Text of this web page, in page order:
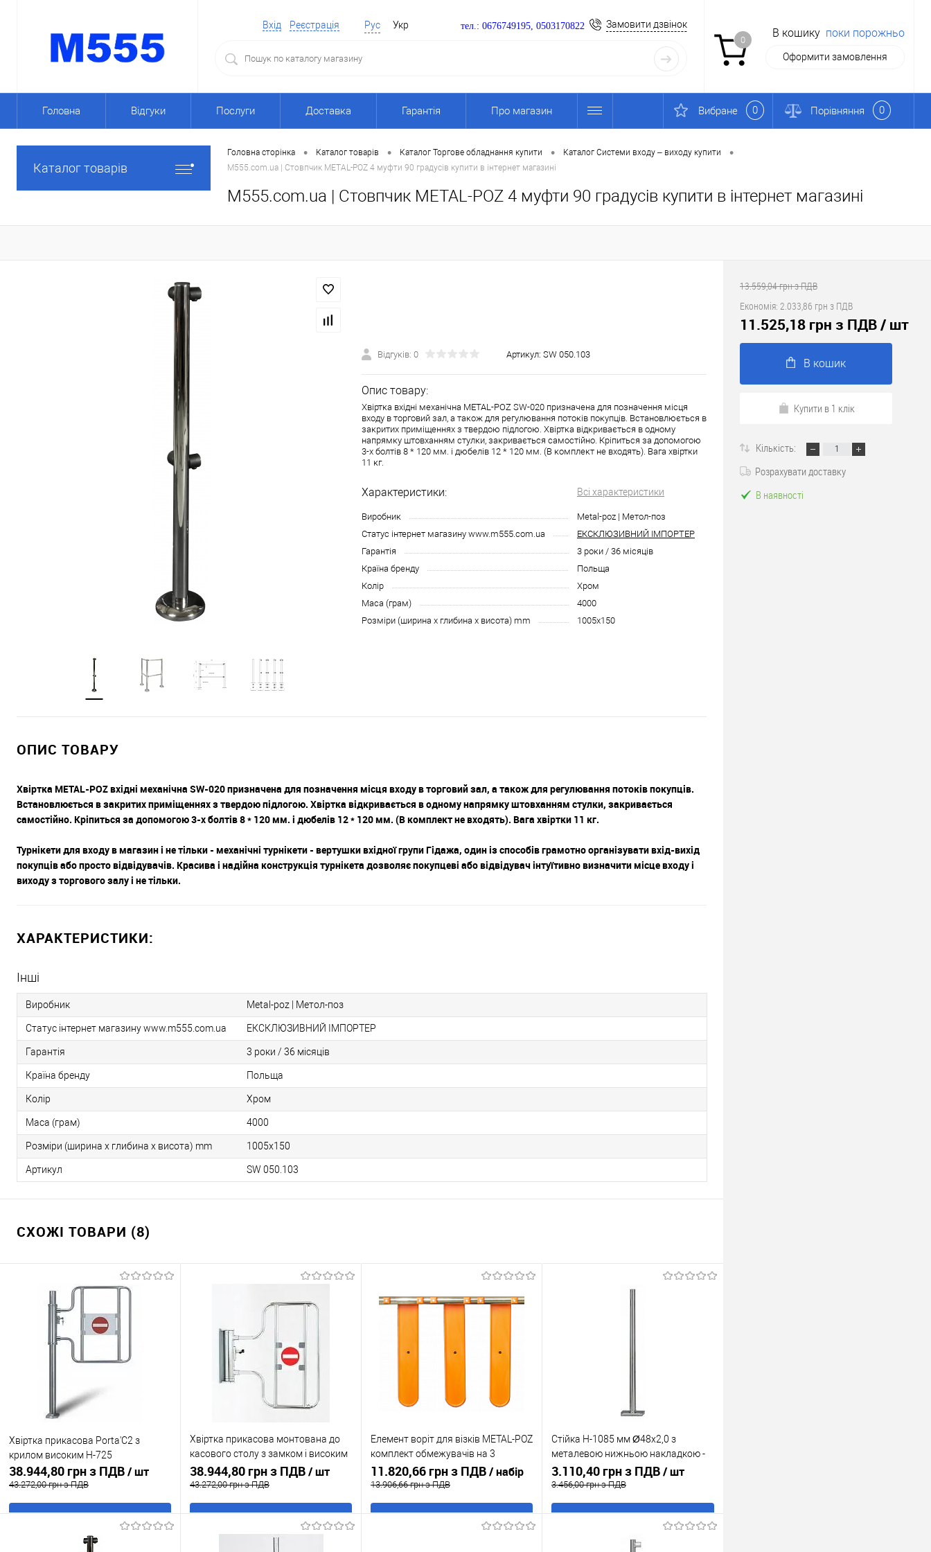
Вхід Реєстрація Рус Укр тел.: 0676749195, 0503170822 Замовити дзвінок
0
В кошику поки порожньо
Оформити замовлення
Головна Відгуки Послуги Доставка Гарантія Про магазин Вибране 0 Порівняння 0
Каталог товарів
Головна сторінка • Каталог товарів • Каталог Торгове обладнання купити • Каталог Системи входу – виходу купити •
M555.com.ua | Стовпчик METAL-POZ 4 муфти 90 градусів купити в інтернет магазині
M555.com.ua | Стовпчик METAL-POZ 4 муфти 90 градусів купити в інтернет магазині
Відгуків: 0 Артикул: SW 050.103
Опис товару:
Хвіртка вхідні механічна METAL-POZ SW-020 призначена для позначення місця
входу в торговий зал, а також для регулювання потоків покупців. Встановлюється в
закритих приміщеннях з твердою підлогою. Хвіртка відкривається в одному
напрямку штовханням стулки, закривається самостійно. Кріпиться за допомогою
3-х болтів 8 * 120 мм. і дюбелів 12 * 120 мм. (В комплект не входять). Вага хвіртки
11 кг.
Характеристики: Всі характеристики
Виробник
Metal-poz | Метол-поз
Статус інтернет магазину www.m555.com.ua
ЕКСКЛЮЗИВНИЙ ІМПОРТЕР
Гарантія
3 роки / 36 місяців
Країна бренду
Польща
Колір
Хром
Маса (грам)
4000
Розміри (ширина х глибина х висота) mm
1005x150
ОПИС ТОВАРУ
Хвіртка METAL-POZ вхідні механічна SW-020 призначена для позначення місця входу в торговий зал, а також для регулювання потоків покупців.
Встановлюється в закритих приміщеннях з твердою підлогою. Хвіртка відкривається в одному напрямку штовханням стулки, закривається
самостійно. Кріпиться за допомогою 3-х болтів 8 * 120 мм. і дюбелів 12 * 120 мм. (В комплект не входять). Вага хвіртки 11 кг.
Турнікети для входу в магазин і не тільки - механічні турнікети - вертушки вхідної групи Гідажа, один із способів грамотно організувати вхід-вихід
покупців або просто відвідувачів. Красива і надійна конструкція турнікета дозволяє покупцеві або відвідувач інтуїтивно визначити місце входу і
виходу з торгового залу і не тільки.
ХАРАКТЕРИСТИКИ:
Інші
Виробник Metal-poz | Метол-поз
Статус інтернет магазину www.m555.com.ua ЕКСКЛЮЗИВНИЙ ІМПОРТЕР
Гарантія 3 роки / 36 місяців
Країна бренду Польща
Колір Хром
Маса (грам) 4000
Розміри (ширина х глибина х висота) mm 1005x150
Артикул SW 050.103
СХОЖІ ТОВАРИ (8)
Хвіртка прикасова Porta'C2 з
крилом високим Н-725
38.944,80 грн з ПДВ/ шт
43.272,00 грн з ПДВ
Хвіртка прикасова монтована до
касового столу з замком і високим
крилом
38.944,80 грн з ПДВ/ шт
43.272,00 грн з ПДВ
Елемент воріт для візків METAL-POZ
комплект обмежувачів на 3
напрямних
11.820,66 грн з ПДВ/ набір
13.906,66 грн з ПДВ
Стійка H-1085 мм Ø48x2,0 з
металевою нижньою накладкою -
хром блиск
3.110,40 грн з ПДВ/ шт
3.456,00 грн з ПДВ
13.559,04 грн з ПДВ
Економія: 2.033,86 грн з ПДВ
11.525,18 грн з ПДВ/ шт
В кошик
Купити в 1 клік
Кількість:
Розрахувати доставку
В наявності